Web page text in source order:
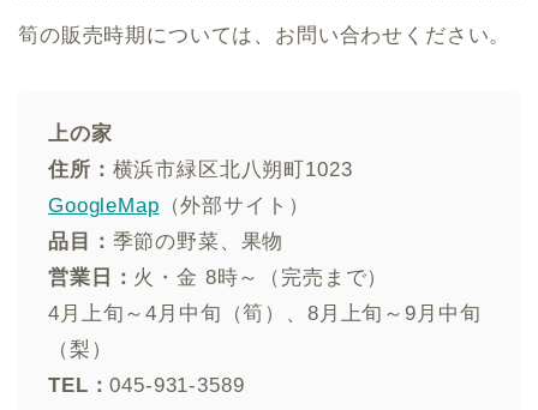
筍の販売時期については、お問い合わせください。
上の家
住所： 横浜市緑区北八朔町1023
GoogleMap （外部サイト）
品目： 季節の野菜、果物
営業日： 火・金 8時～（完売まで）
4月上旬～4月中旬（筍）、8月上旬～9月中旬
（梨）
TEL：045-931-3589